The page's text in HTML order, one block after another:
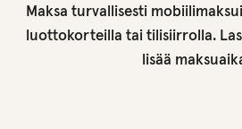
Maksa turvallisesti
luottokorteilla tai tilisiirrolla.
lisää